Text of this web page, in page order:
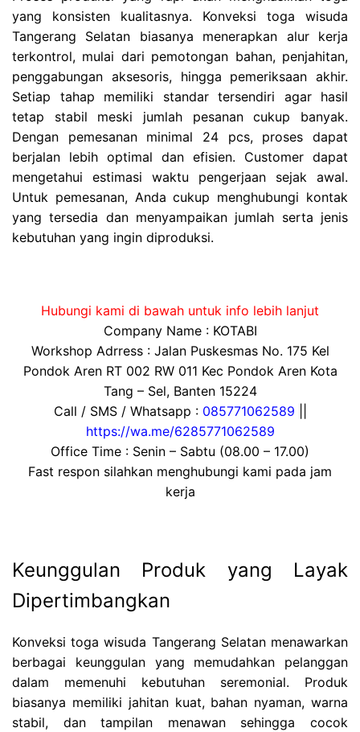
yang konsisten kualitasnya. Konveksi toga wisuda
Tangerang Selatan biasanya menerapkan alur kerja
terkontrol, mulai dari pemotongan bahan, penjahitan,
penggabungan aksesoris, hingga pemeriksaan akhir.
Setiap tahap memiliki standar tersendiri agar hasil
tetap stabil meski jumlah pesanan cukup banyak.
Dengan pemesanan minimal 24 pcs, proses dapat
berjalan lebih optimal dan efisien. Customer dapat
mengetahui estimasi waktu pengerjaan sejak awal.
Untuk pemesanan, Anda cukup menghubungi kontak
yang tersedia dan menyampaikan jumlah serta jenis
kebutuhan yang ingin diproduksi.
Hubungi kami di bawah untuk info lebih lanjut
Company Name : KOTABI
Workshop Adrress : Jalan Puskesmas No. 175 Kel
Pondok Aren RT 002 RW 011 Kec Pondok Aren Kota
Tang – Sel, Banten 15224
Call / SMS / Whatsapp : 085771062589
https://wa.me/6285771062589
Office Time : Senin – Sabtu (08.00 – 17.00)
Fast respon silahkan menghubungi kami pada jam
kerja
Keunggulan Produk yang Layak
Dipertimbangkan
Konveksi toga wisuda Tangerang Selatan menawarkan
berbagai keunggulan yang memudahkan pelanggan
dalam memenuhi kebutuhan seremonial. Produk
biasanya memiliki jahitan kuat, bahan nyaman, warna
stabil, dan tampilan menawan sehingga cocok